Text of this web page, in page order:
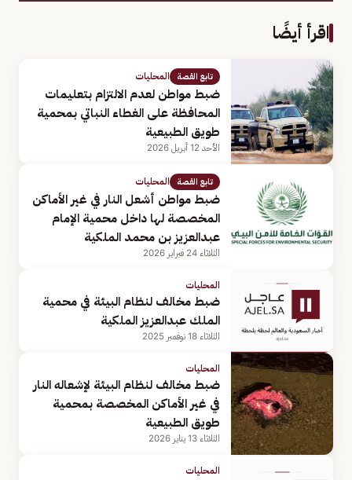
اقرأ أيضًا
تابع القصة المحليات
ضبط مواطن لعدم الالتزام بتعليمات
المحافظة على الغطاء النباتي بمحمية
طويق الطبيعية
الأحد 12 أبريل 2026
تابع القصة المحليات
ضبط مواطن أشعل النار في غير الأماكن
المخصصة لها داخل محمية الإمام
عبدالعزيز بن محمد الملكية
الثلاثاء 24 فبراير 2026
المحليات
ضبط مخالف لنظام البيئة في محمية
الملك عبدالعزيز الملكية
الثلاثاء 18 نوفمبر 2025
المحليات
ضبط مخالف لنظام البيئة لإشعاله النار
في غير الأماكن المخصصة بمحمية
طويق الطبيعية
الثلاثاء 13 يناير 2026
المحليات